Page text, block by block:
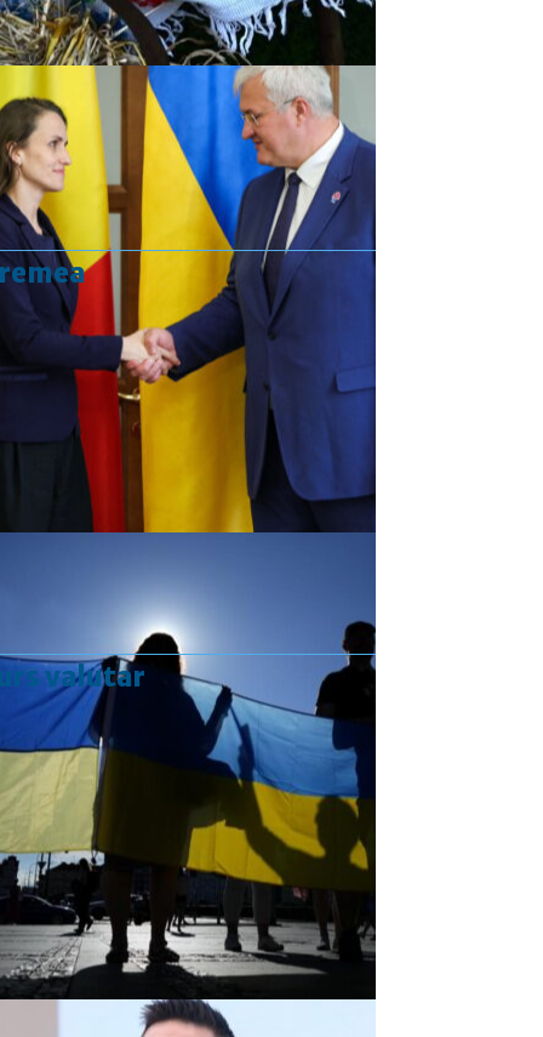
valutar
Curs valutar: 07 Aug 2026
EUR
: 5,2554 RON
+0,0041 ▲
: 4,5584 RON
+0,0077 ▲
: 5,6244 RON
+0,0023 ▲
GBP : 6,1277 RON
+0,0041 ▲
Convertor valutar
»